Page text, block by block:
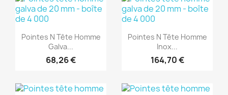
Aperçu rapide
Pointes N Tête Homme
Galva...
68,26 €
Aperçu rapide
Pointes N Tête Homme
Inox...
164,70 €